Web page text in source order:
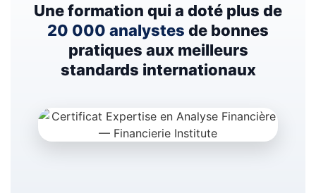
Une formation qui a doté plus de
20 000 analystes de bonnes
pratiques aux meilleurs
standards internationaux